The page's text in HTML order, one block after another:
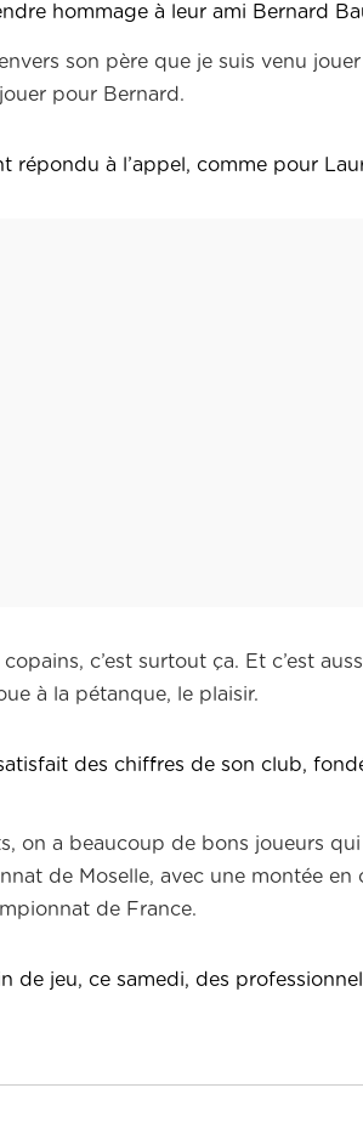
hommage à leur ami Bernard
son père que je suis venu
pour Bernard.
répondu à l’appel, comme pour
c’est surtout ça. Et c’est
à la pétanque, le plaisir.
des chiffres de son club,
on a beaucoup de bons joueurs
de Moselle, avec une montée
de France.
de jeu, ce samedi, des